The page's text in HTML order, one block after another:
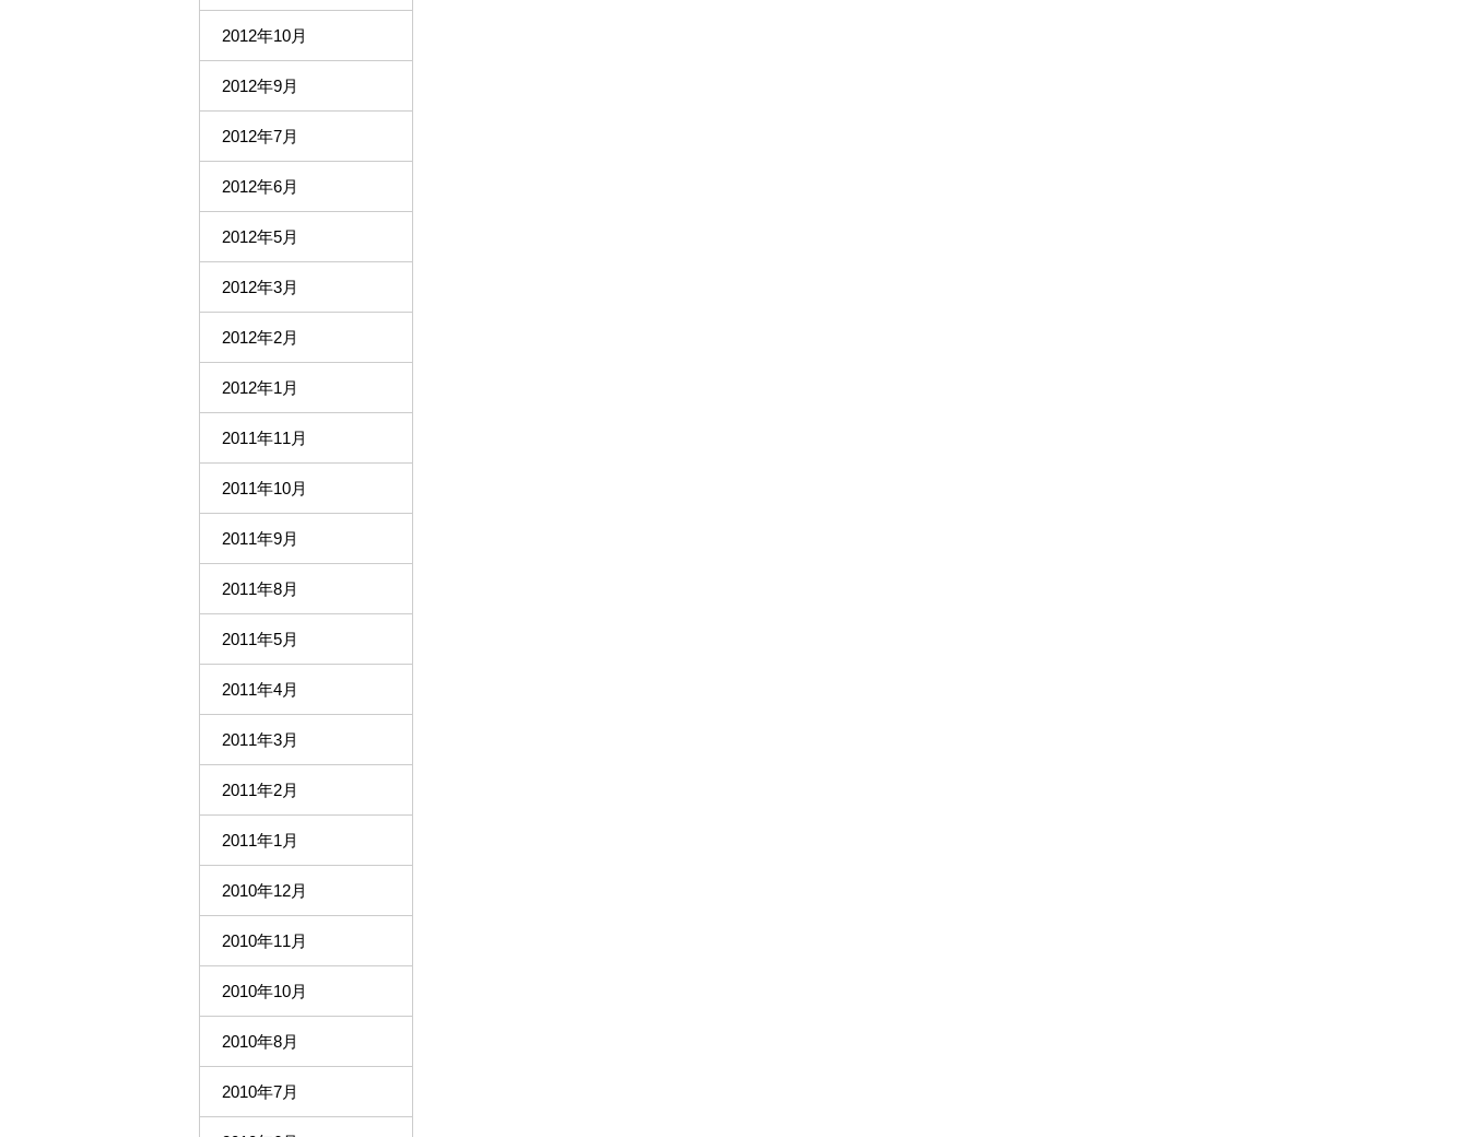
2012年10月
2012年9月
2012年7月
2012年6月
2012年5月
2012年3月
2012年2月
2012年1月
2011年11月
2011年10月
2011年9月
2011年8月
2011年5月
2011年4月
2011年3月
2011年2月
2011年1月
2010年12月
2010年11月
2010年10月
2010年8月
2010年7月